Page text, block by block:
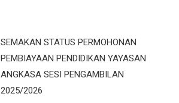
SEMAKAN STATUS PERMOHONAN
PEMBIAYAAN PENDIDIKAN YAYASAN
ANGKASA SESI PENGAMBILAN
2025/2026